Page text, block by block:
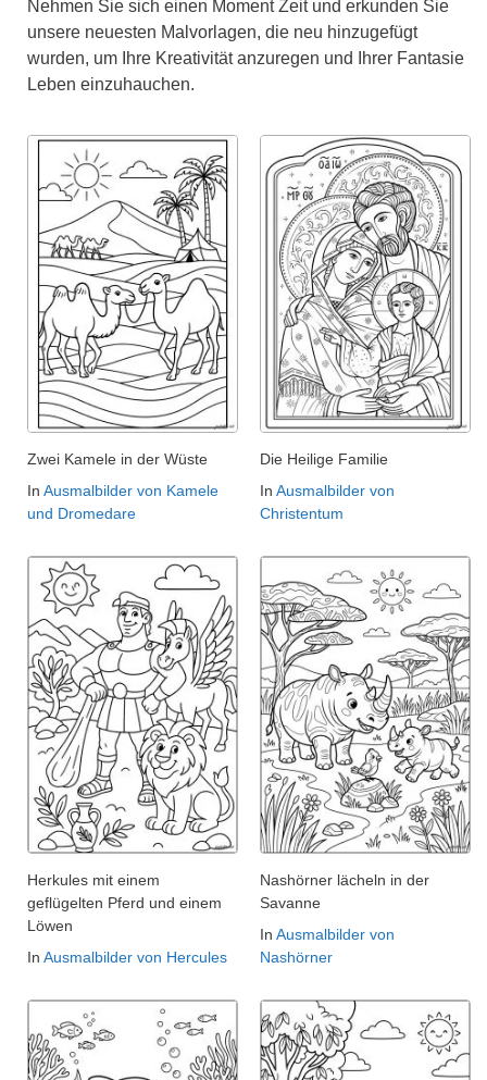
Nehmen Sie sich einen Moment Zeit und erkunden Sie
unsere neuesten Malvorlagen, die neu hinzugefügt
wurden, um Ihre Kreativität anzuregen und Ihrer Fantasie
Leben einzuhauchen.
Zwei Kamele in der Wüste
In Ausmalbilder von Kamele
und Dromedare
Die Heilige Familie
In Ausmalbilder von
Christentum
Herkules mit einem
geflügelten Pferd und einem
Löwen
In Ausmalbilder von Hercules
Nashörner lächeln in der
Savanne
In Ausmalbilder von
Nashörner